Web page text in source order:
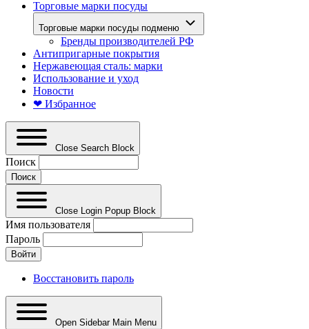
Торговые марки посуды
Торговые марки посуды подменю
Бренды производителей РФ
Антипригарные покрытия
Нержавеющая сталь: марки
Использование и уход
Новости
❤ Избранное
Close Search Block
Поиск
Close Login Popup Block
Имя пользователя
Пароль
Восстановить пароль
Open Sidebar Main Menu